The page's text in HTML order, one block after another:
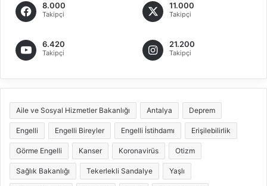
8.000
Takipçi
11.000
Takipçi
6.420
Takipçi
21.200
Takipçi
Aile ve Sosyal Hizmetler Bakanlığı Antalya Deprem
Engelli Engelli Bireyler Engelli İstihdamı Erişilebilirlik
Görme Engelli Kanser Koronavirüs Otizm
Sağlık Bakanlığı Tekerlekli Sandalye Yaşlı